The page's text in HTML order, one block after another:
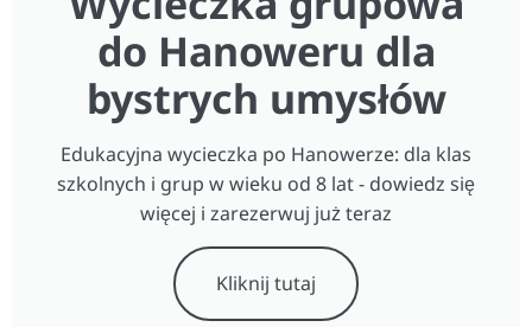
do Hanoweru dla
bystrych umysłów
Edukacyjna wycieczka po Hanowerze: dla klas
szkolnych i grup w wieku od 8 lat - dowiedz się
więcej i zarezerwuj już teraz
Kliknij tutaj